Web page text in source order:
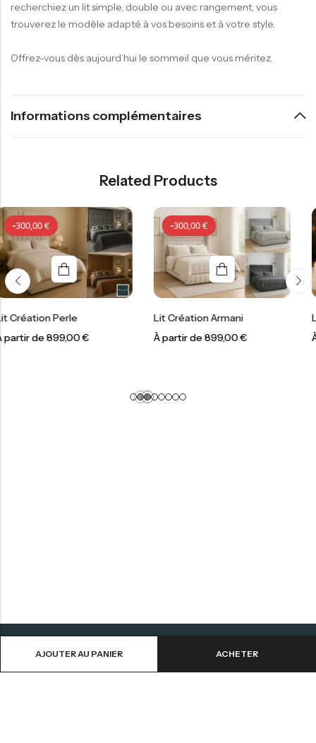
AJOUTER AU PANIER ACHETER
recherchiez un lit simple, double ou avec rangement, vous
trouverez le modèle adapté à vos besoins et à votre style.
Offrez-vous dès aujourd’hui le sommeil que vous méritez.
Informations complémentaires
Related Products
€
-300,00
Lit Création Armani
À partir de
899,00€
-300,00
Lit Création
À partir de